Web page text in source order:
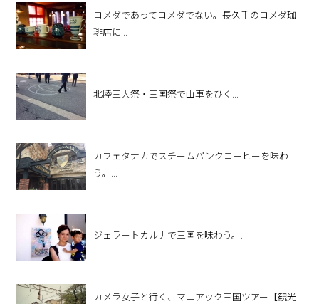
コメダであってコメダでない。長久手のコメダ珈
琲店に...
北陸三大祭・三国祭で山車をひく...
カフェタナカでスチームパンクコーヒーを味わ
う。...
ジェラートカルナで三国を味わう。...
カメラ女子と行く、マニアック三国ツアー【観光